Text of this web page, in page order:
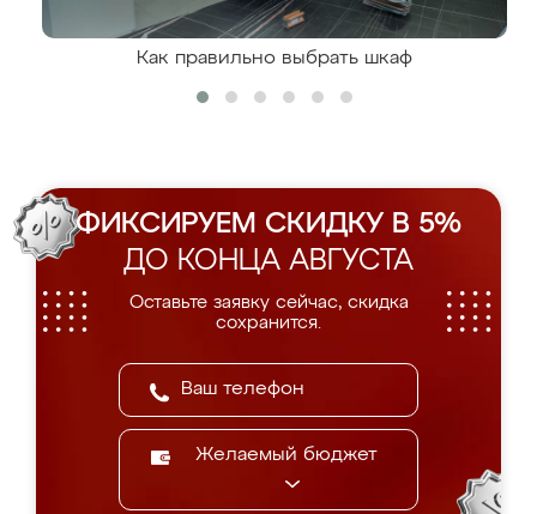
Как правильно выбрать шкаф
ФИКСИРУЕМ СКИДКУ В 5%
ДО КОНЦА АВГУСТА
Оставьте заявку сейчас, скидка
сохранится.
Желаемый бюджет